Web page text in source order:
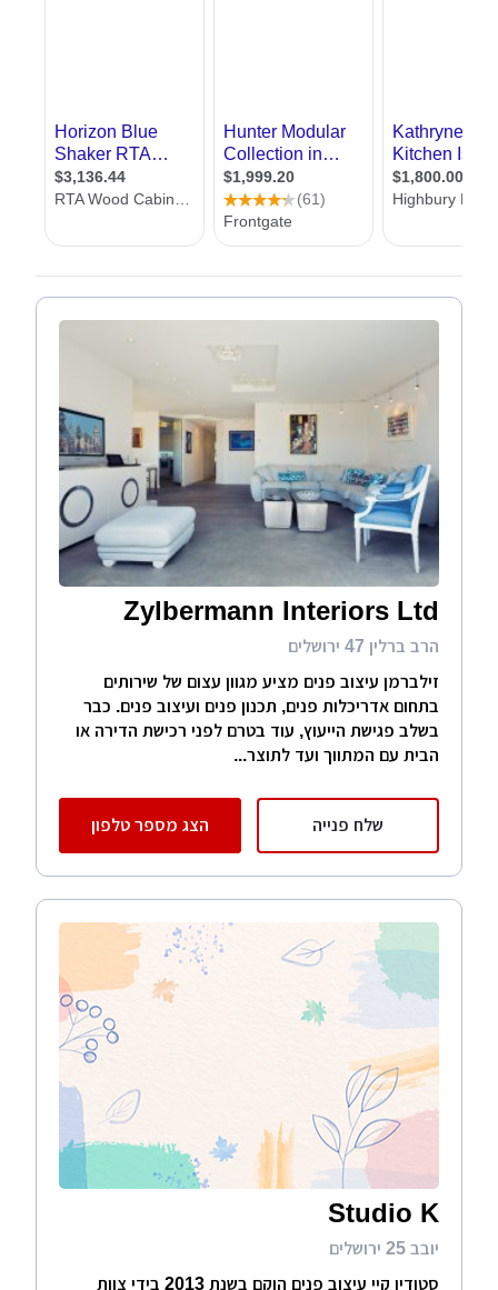
פניםוהפך לתחום בפני עצמו. הסיבה היא,
שבעזרת עיצוב מטבחים אנחנו זוכים לשדרוג הן של
המטבח עצמו והן ביעילות שלנו בעבודה בו. כיום
המטבחים יותר מאורגנים, יותר מרווחים ומאפשרים
שימוש נכון במוצרי המטבח השונים.
ממפגש עם עשרות מעצבי מטבחים כאן באתר.
במפגש תוכלו לקבל מידע על מעצבי מטבחים,
לקרוא מאמרים מקצועיים, לעלות שאלות לפורום
האתר וכן לקבל פניות בטלפון באמצעות טופס
הפנייה שלנו.
Zylbermann Interiors Ltd
הרב ברלין 47 ירושלים
זילברמן עיצוב פנים מציע מגוון עצום של שירותים
בתחום אדריכלות פנים, תכנון פנים ועיצוב פנים. כבר
בשלב פגישת הייעוץ, עוד בטרם לפני רכישת הדירה או
הבית עם המתווך ועד לתוצר...
שלח פנייה הצג מספר טלפון
Studio K
יובב 25 ירושלים
סטודיו קיי עיצוב פנים הוקם בשנת 2013 בידי צוות